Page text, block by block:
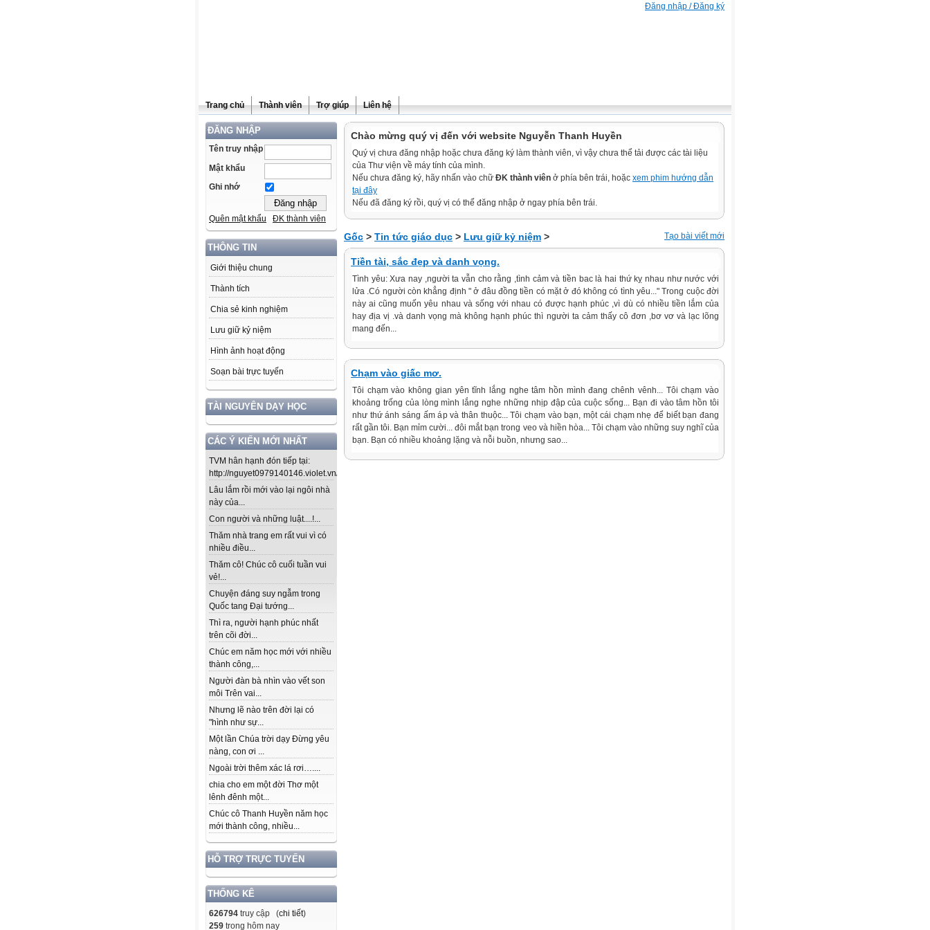
Đăng nhập / Đăng ký
Trang chủ Thành viên Trợ giúp Liên hệ
ĐĂNG NHẬP
Tên truy nhập
Mật khẩu
Ghi nhớ
Quên mật khẩu ĐK thành viên
THÔNG TIN
Giới thiệu chung
Thành tích
Chia sẻ kinh nghiệm
Lưu giữ kỷ niệm
Hình ảnh hoạt động
Soạn bài trực tuyến
TÀI NGUYÊN DẠY HỌC
CÁC Ý KIẾN MỚI NHẤT
TVM hân hạnh đón tiếp tại:
http://nguyet0979140146.violet.vn/...
Lâu lắm rồi mới vào lại ngôi nhà
này của...
Con người và những luật....!...
Thăm nhà trang em rất vui vì có
nhiều điều...
Thăm cô! Chúc cô cuối tuần vui
vẻ!...
Chuyện đáng suy ngẫm trong
Quốc tang Đại tướng...
Thì ra, người hạnh phúc nhất
trên cõi đời...
Chúc em năm học mới với nhiều
thành công,...
Người đàn bà nhìn vào vết son
môi Trên vai...
Nhưng lẽ nào trên đời lại có
"hình như sự...
Một lần Chúa trời dạy Đừng yêu
nàng, con ơi ...
Ngoài trời thêm xác lá rơi…....
chia cho em một đời Thơ một
lênh đênh một...
Chúc cô Thanh Huyền năm học
mới thành công, nhiều...
HỖ TRỢ TRỰC TUYẾN
THỐNG KÊ
626794 truy cập (chi tiết)
259 trong hôm nay
Chào mừng quý vị đến với website Nguyễn Thanh Huyền
Quý vị chưa đăng nhập hoặc chưa đăng ký làm thành viên, vì vậy chưa thể tải được các tài liệu
của Thư viện về máy tính của mình.
Nếu chưa đăng ký, hãy nhấn vào chữ ĐK thành viên ở phía bên trái, hoặc xem phim hướng dẫn
tại đây
Nếu đã đăng ký rồi, quý vị có thể đăng nhập ở ngay phía bên trái.
Gốc > Tin tức giáo dục > Lưu giữ kỷ niệm > Tạo bài viết mới
Tiền tài, sắc đẹp và danh vọng.
Tình yêu: Xưa nay ,người ta vẫn cho rằng ,tình cảm và tiền bac là hai thứ kỵ nhau như nước với
lửa .Có người còn khẳng định " ở đâu đồng tiền có mặt ở đó không có tình yêu..." Trong cuộc đời
này ai cũng muốn yêu nhau và sống với nhau có được hạnh phúc ,vì dù có nhiều tiền lắm của
hay địa vị .và danh vọng mà không hạnh phúc thì người ta cảm thấy cô đơn ,bơ vơ và lạc lõng
mang đến...
Chạm vào giấc mơ.
Tôi chạm vào không gian yên tĩnh lắng nghe tâm hồn mình đang chênh vênh... Tôi chạm vào
khoảng trống của lòng mình lắng nghe những nhịp đập của cuộc sống... Bạn đi vào tâm hồn tôi
như thứ ánh sáng ấm áp và thân thuộc... Tôi chạm vào bạn, một cái chạm nhẹ để biết bạn đang
rất gần tôi. Bạn mỉm cười... đôi mắt bạn trong veo và hiền hòa... Tôi chạm vào những suy nghĩ của
bạn. Bạn có nhiều khoảng lặng và nỗi buồn, nhưng sao...